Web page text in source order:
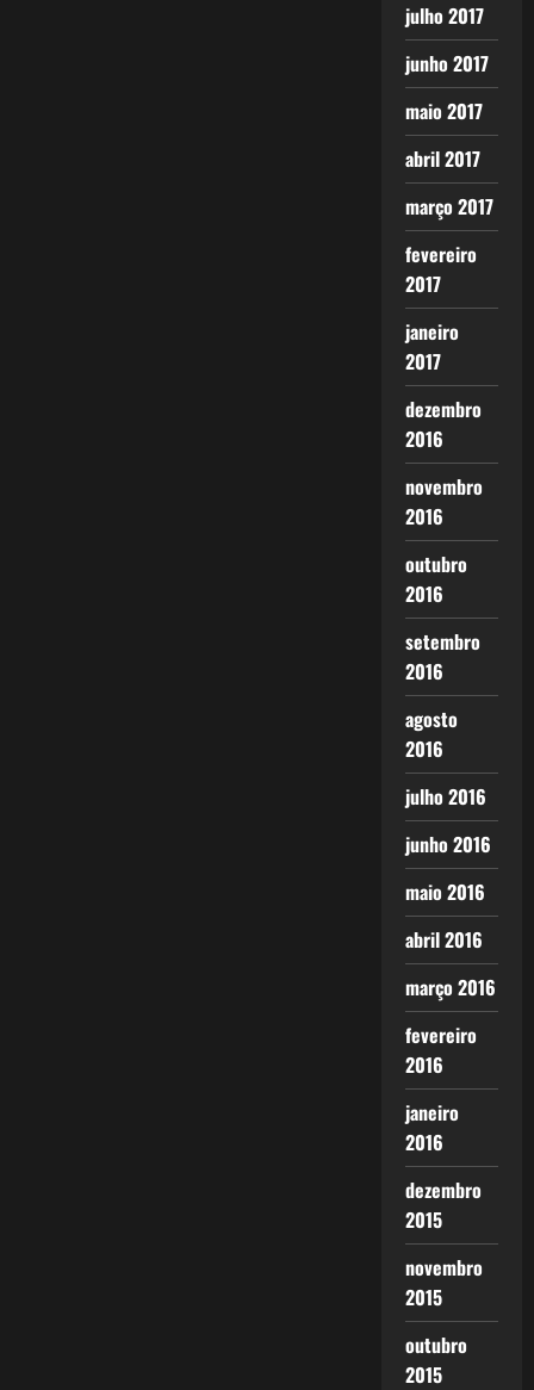
julho 2017
junho 2017
maio 2017
abril 2017
março 2017
fevereiro
2017
janeiro
2017
dezembro
2016
novembro
2016
outubro
2016
setembro
2016
agosto
2016
julho 2016
junho 2016
maio 2016
abril 2016
março 2016
fevereiro
2016
janeiro
2016
dezembro
2015
novembro
2015
outubro
2015